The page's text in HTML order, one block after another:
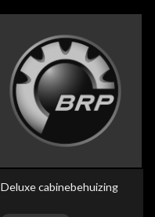
Deluxe cabinebehuizing